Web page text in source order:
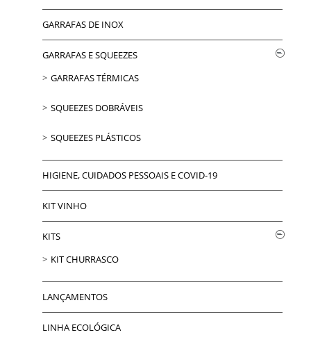
GARRAFAS DE INOX
GARRAFAS E SQUEEZES
GARRAFAS TÉRMICAS
SQUEEZES DOBRÁVEIS
SQUEEZES PLÁSTICOS
HIGIENE, CUIDADOS PESSOAIS E COVID-19
KIT VINHO
KITS
KIT CHURRASCO
LANÇAMENTOS
LINHA ECOLÓGICA